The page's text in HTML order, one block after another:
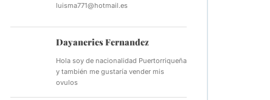
luisma771@hotmail.es
Dayaneries Fernandez
Hola soy de nacionalidad Puertorriqueña
y también me gustaría vender mis
ovulos